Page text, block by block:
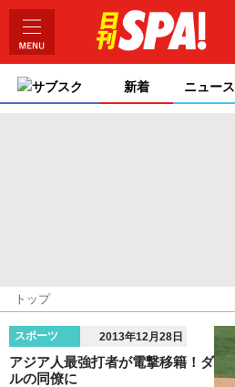
サブスク 新着 ニュース
トップ
スポーツ 2013年12月28日
アジア人最強打者が電撃移籍！ダ
ルの同僚に